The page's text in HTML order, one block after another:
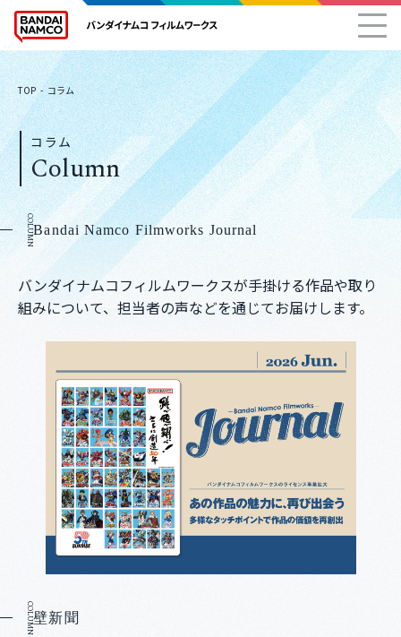
TOP コラム
コラム
Column
COLUMNBandai Namco Filmworks Journal
バンダイナムコフィルムワークスが手掛ける作品や取り
組みについて、担当者の声などを通じてお届けします。
COLUMN壁新聞